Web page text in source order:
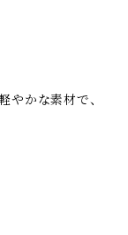
やかな素材で、